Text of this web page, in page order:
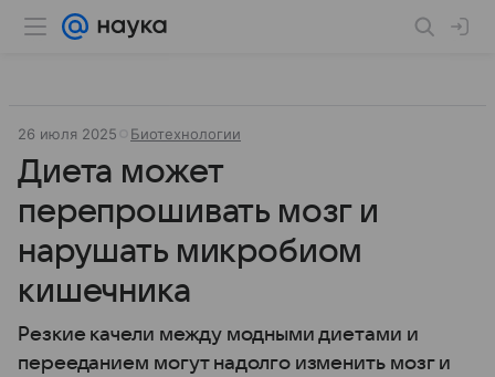
26 июля 2025 Биотехнологии
Диета может
перепрошивать мозг и
нарушать микробиом
кишечника
Резкие качели между модными диетами и
перееданием могут надолго изменить мозг и